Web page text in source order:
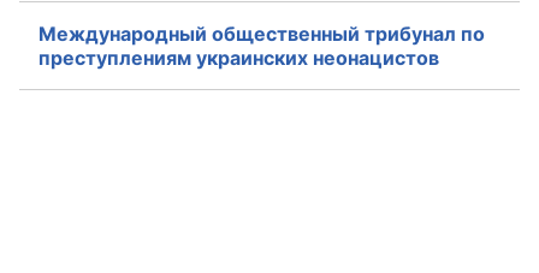
Международный общественный трибунал по
преступлениям украинских неонацистов